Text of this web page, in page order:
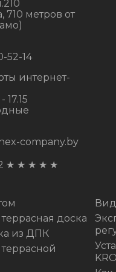
710 метров от
52-14
интернет-
17.15
company.by
★ ★ ★ ★ ★
доска
из ДПК